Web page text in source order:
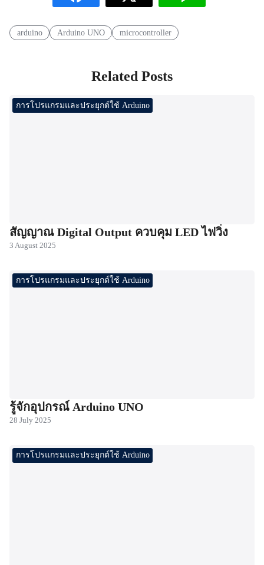
arduino Arduino UNO microcontroller
Related Posts
การโปรแกรมและประยุกต์ใช้ Arduino
สัญญาณ Digital Output ควบคุม LED ไฟวิ่ง
3 August 2025
การโปรแกรมและประยุกต์ใช้ Arduino
รู้จักอุปกรณ์ Arduino UNO
28 July 2025
การโปรแกรมและประยุกต์ใช้ Arduino